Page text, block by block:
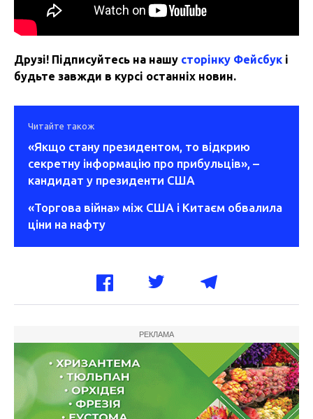
Друзі! Підписуйтесь на нашу сторінку Фейсбук і
будьте завжди в курсі останніх новин.
Читайте також
«Якщо стану президентом, то відкрию
секретну інформацію про прибульців», –
кандидат у президенти США
«Торгова війна» між США і Китаєм обвалила
ціни на нафту
РЕКЛАМА